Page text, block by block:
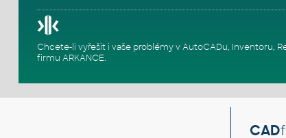
Chcete-li vyřešit i vaše problémy v AutoCADu, Inventoru,
firmu ARKANCE.
CAD